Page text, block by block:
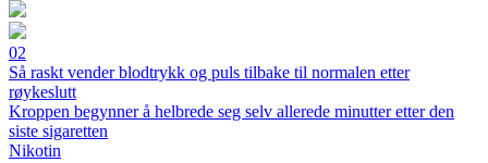
02
Så raskt vender blodtrykk og puls tilbake til normalen etter
røykeslutt
Kroppen begynner å helbrede seg selv allerede minutter etter den
siste sigaretten
Nikotin